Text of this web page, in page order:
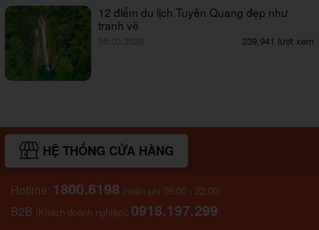
12 điểm du lịch Tuyên Quang đẹp như
tranh vẽ
05.03.2026 239,941 lượt xem
HỆ THỐNG CỬA HÀNG
Hotline: 1800.6198 (miễn phí 09:00 - 22:00)
B2B (Khách doanh nghiệp): 0918.197.299